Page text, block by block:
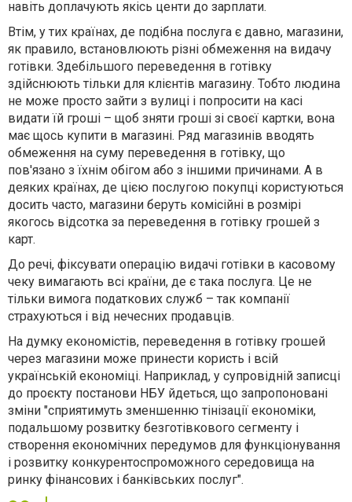
навіть доплачують якісь центи до зарплати.
Втім, у тих країнах, де подібна послуга є давно, магазини,
як правило, встановлюють різні обмеження на видачу
готівки. Здебільшого переведення в готівку
здійснюють тільки для клієнтів магазину. Тобто людина
не може просто зайти з вулиці і попросити на касі
видати їй гроші – щоб зняти гроші зі своєї картки, вона
має щось купити в магазині. Ряд магазинів вводять
обмеження на суму переведення в готівку, що
пов'язано з їхнім обігом або з іншими причинами. А в
деяких країнах, де цією послугою покупці користуються
досить часто, магазини беруть комісійні в розмірі
якогось відсотка за переведення в готівку грошей з
карт.
До речі, фіксувати операцію видачі готівки в касовому
чеку вимагають всі країни, де є така послуга. Це не
тільки вимога податкових служб – так компанії
страхуються і від нечесних продавців.
На думку економістів, переведення в готівку грошей
через магазини може принести користь і всій
українській економіці. Наприклад, у супровідній записці
до проєкту постанови НБУ йдеться, що запропоновані
зміни "сприятимуть зменшенню тінізації економіки,
подальшому розвитку безготівкового сегменту і
створення економічних передумов для функціонування
і розвитку конкурентоспроможного середовища на
ринку фінансових і банківських послуг".